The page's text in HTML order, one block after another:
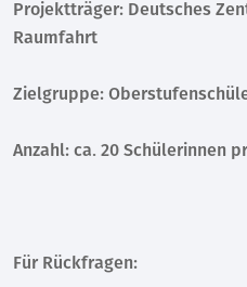
Projektträger: Deutsches
Raumfahrt
Zielgruppe:
Anzahl: ca. 20 Schülerinnen
Für Rückfragen: